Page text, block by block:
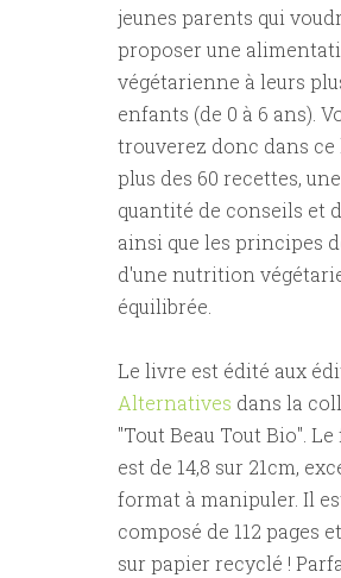
jeunes parents qui
proposer une
végétarienne à leurs
enfants (de 0 à 6 ans).
trouverez donc dans ce
plus des 60 recettes, une
quantité de conseils et
ainsi que les principes
d'une nutrition
équilibrée.
Le livre est édité aux
Alternatives dans la
"Tout Beau Tout Bio".
est de 14,8 sur 21cm,
format à manipuler. Il
composé de 112 pages
sur papier recyclé !